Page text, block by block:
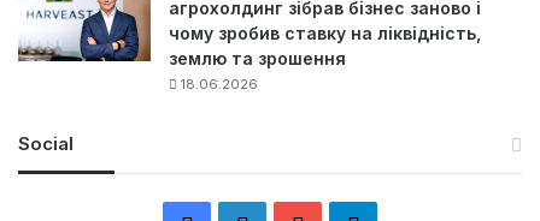
агрохолдинг зібрав бізнес заново і
чому зробив ставку на ліквідність,
землю та зрошення
18.06.2026
Social